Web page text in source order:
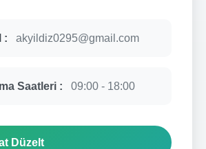
: akyildiz0295@gmail.com
Saatleri : 09:00 - 18:00
Düzelt